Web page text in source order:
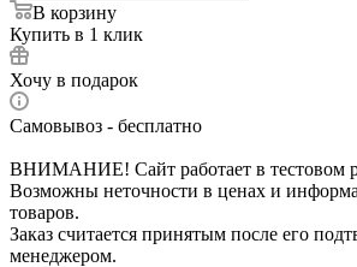
В корзину
Купить в 1 клик
Хочу в подарок
Самовывоз - бесплатно
ВНИМАНИЕ! Сайт работает в тестовом
Возможны неточности в ценах и
товаров.
Заказ считается принятым после его
менеджером.